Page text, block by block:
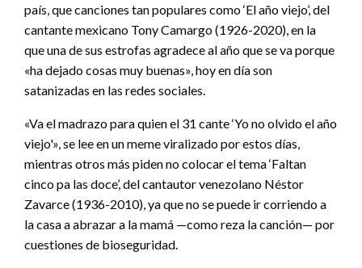
país, que canciones tan populares como ‘El año viejo’, del
cantante mexicano Tony Camargo (1926-2020), en la
que una de sus estrofas agradece al año que se va porque
«ha dejado cosas muy buenas», hoy en día son
satanizadas en las redes sociales.
«Va el madrazo para quien el 31 cante ‘Yo no olvido el año
viejo'», se lee en un meme viralizado por estos días,
mientras otros más piden no colocar el tema ‘Faltan
cinco pa las doce’, del cantautor venezolano Néstor
Zavarce (1936-2010), ya que no se puede ir corriendo a
la casa a abrazar a la mamá —como reza la canción— por
cuestiones de bioseguridad.